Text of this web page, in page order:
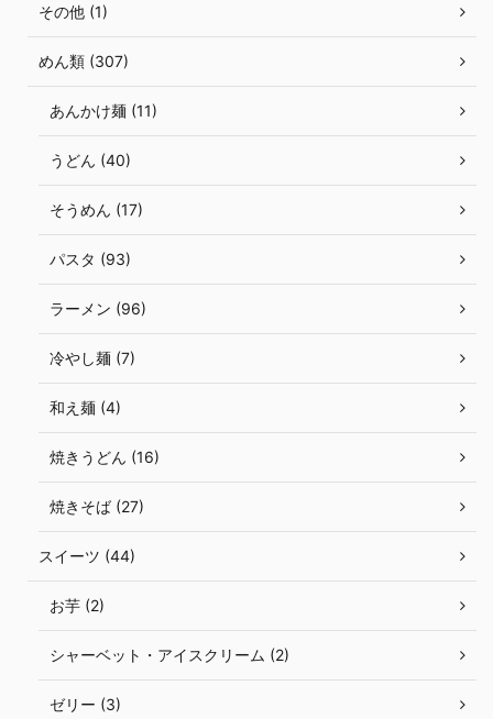
その他 (1)
めん類 (307)
あんかけ麺 (11)
うどん (40)
そうめん (17)
パスタ (93)
ラーメン (96)
冷やし麺 (7)
和え麺 (4)
焼きうどん (16)
焼きそば (27)
スイーツ (44)
お芋 (2)
シャーベット・アイスクリーム (2)
ゼリー (3)